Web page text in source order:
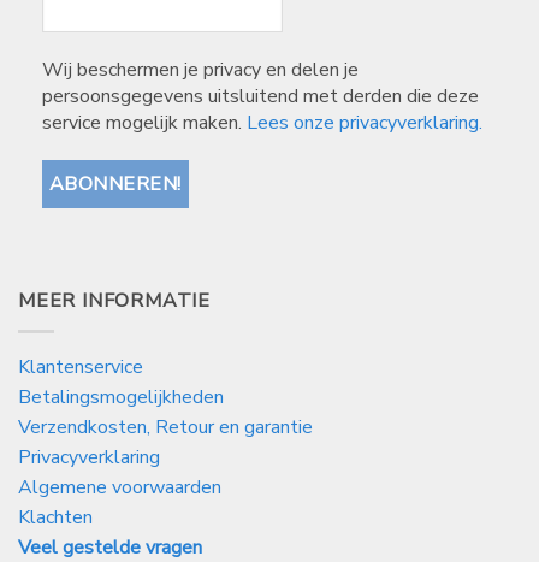
Wij beschermen je privacy en delen je
persoonsgegevens uitsluitend met derden die deze
service mogelijk maken. Lees onze privacyverklaring.
MEER INFORMATIE
Klantenservice
Betalingsmogelijkheden
Verzendkosten, Retour en garantie
Privacyverklaring
Algemene voorwaarden
Klachten
Veel gestelde vragen